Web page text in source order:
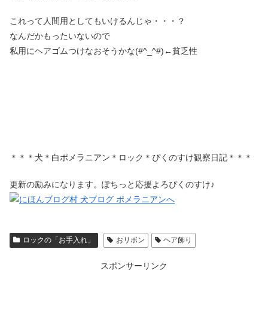
これって人間用としてもいけるんじゃ・・・？
なんだかもったいないので
私用にヘアゴムつけなおそうかな(#^_^#)←貧乏性
＊＊＊犬＊白ポメラニアン＊ロック＊ぴくのすけ観察日記＊＊＊
更新の励みになります。ぽちっと応援よろぴくのすけ♪
ロックの「お手入れ」 おリボン ヘア飾り
スポンサーリンク